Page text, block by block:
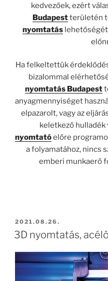
kedvezőek, ezért
Budapestterületén
nyomtatáslehetőségét
Ha felkeltettük
bizalommal
nyomtatás Budapest
anyagmennyiséget
elpazarolt, vagy az
keletkező hulladék
nyomtatóelőre
a folyamatához, nincs
emberi munkaerő
BEKÜLDVE:
2021.08.26.
3D nyomtatás,